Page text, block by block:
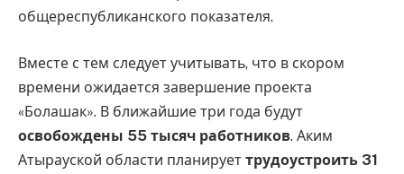
общереспубликанского показателя.
Вместе с тем следует учитывать, что в скором
времени ожидается завершение проекта
«Болашак». В ближайшие три года будут
освобождены 55 тысяч работников. Аким
Атырауской области планирует трудоустроить 31